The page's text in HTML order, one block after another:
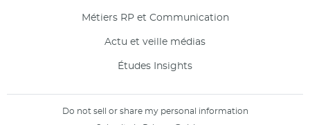
Métiers RP et Communication
Actu et veille médias
Études Insights
Do not sell or share my personal information